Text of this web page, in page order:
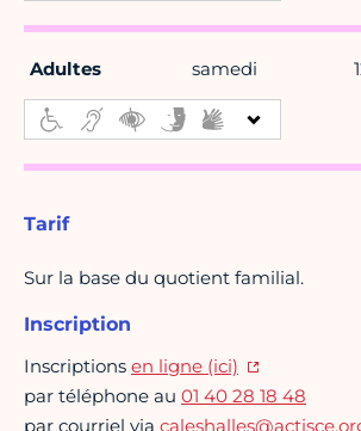
Adultes samedi
Tarif
Sur la base du quotient familial.
Inscription
Inscriptions en ligne (ici)
par téléphone au 01 40 28 18 48
par courriel via